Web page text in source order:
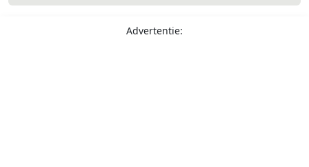
Advertentie: